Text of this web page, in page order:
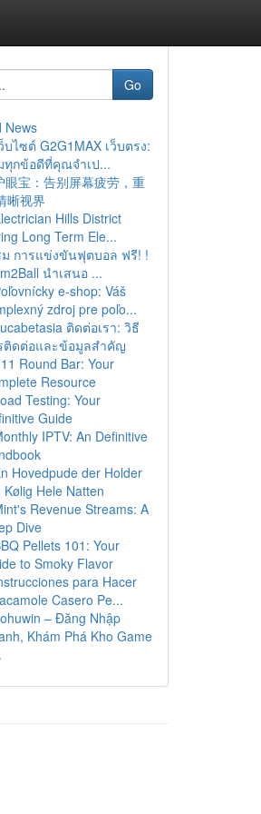
Go
News
บไซต์ G2G1MAX เว็บตรง:
ทุกข้อดีที่คุณจำเป...
眼宝：告别屏幕疲劳，重
晰视界
Hills District
Long Term Ele...
การแข่งขันฟุตบอล ฟรี! !
นำเสนอ ...
e-shop: Váš
zdroj pre poľo...
ติดต่อเรา: วิธี
ติดต่อและข้อมูลสำคัญ
Round Bar: Your
Resource
Testing: Your
Guide
IPTV: An Definitive
Hovedpude der Holder
Kølig Hele Natten
Revenue Streams: A
Dive
Pellets 101: Your
to Smoky Flavor
para Hacer
Casero Pe...
– Đăng Nhập
Khám Phá Kho Game